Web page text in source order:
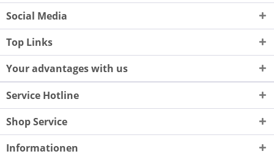
Social Media
Top Links
Your advantages with us
Service Hotline
Shop Service
Informationen